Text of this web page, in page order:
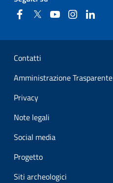
FacebookTwitter YouTubeInstagram
Sezione Link Utili
Contatti
Amministrazione Trasparente
Privacy
Note legali
Social media
Progetto
Siti archeologici